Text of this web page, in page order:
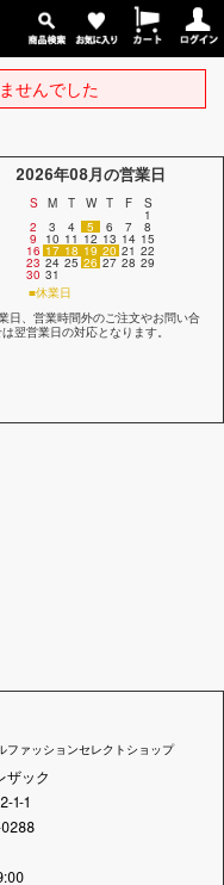
せんでした
2026年08月の営業日
S M T W T F S
1
2 3 4 5 6 7 8
9 10 11 12 13 14 15
16 17 18 19 20 21 22
23 24 25 26 27 28 29
30 31
■休業日
日、営業時間外のご注文やお問い合
翌営業日の対応となります。
ファッションセレクトショップ
ザック
1-1